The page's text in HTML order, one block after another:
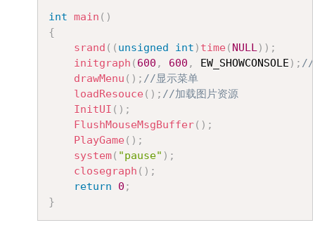
int main ( )
{
srand ( ( unsigned int ) time( NULL) ) ;
initgraph ( 600 , 600 , EW_SHOWCONSOLE ) ; //
drawMenu ( ) ; //显示菜单
loadResouce( ) ; //加载图片资源
InitUI ( ) ;
FlushMouseMsgBuffer( ) ;
PlayGame( ) ;
system( "pause" ) ;
closegraph ( ) ;
return
0 ;
}